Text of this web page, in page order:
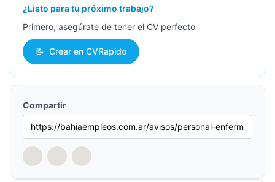
¿Listo para tu próximo trabajo?
Primero, asegúrate de tener el CV perfecto
📝 Crear en CVRapido
Compartir